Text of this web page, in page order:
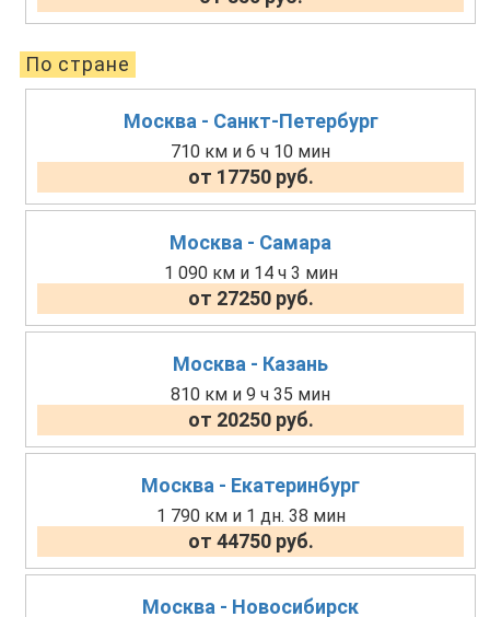
По стране
Москва - Санкт-Петербург
710 км и 6 ч 10 мин
от 17750 руб.
Москва - Самара
1 090 км и 14 ч 3 мин
от 27250 руб.
Москва - Казань
810 км и 9 ч 35 мин
от 20250 руб.
Москва - Екатеринбург
1 790 км и 1 дн. 38 мин
от 44750 руб.
Москва - Новосибирск